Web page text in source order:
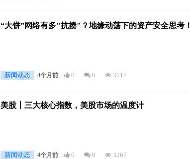
“大饼”网络有多"抗揍"？地缘动荡下的资产安全思考！
新闻动态 4个月前 0 0 3115
美股丨三大核心指数，美股市场的温度计
新闻动态 4个月前 0 0 3267